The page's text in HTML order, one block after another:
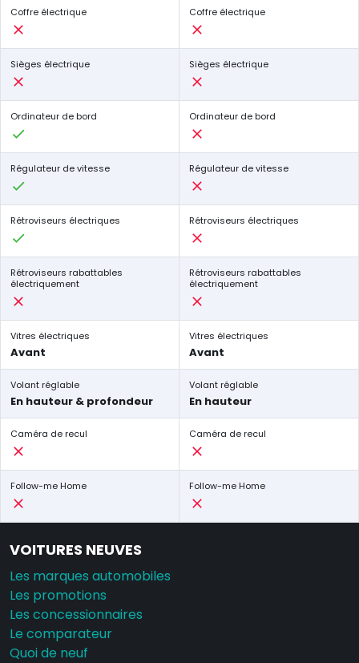
Coffre électrique Coffre électrique
Sièges électrique Sièges électrique
Ordinateur de bord Ordinateur de bord
Régulateur de vitesse Régulateur de vitesse
Rétroviseurs électriques Rétroviseurs électriques
Rétroviseurs rabattables
électriquement
Rétroviseurs rabattables
électriquement
Vitres électriques
Avant
Vitres électriques
Avant
Volant réglable
En hauteur & profondeur
Volant réglable
En hauteur
Caméra de recul Caméra de recul
Follow-me Home Follow-me Home
VOITURES NEUVES
Les marques automobiles
Les promotions
Les concessionnaires
Le comparateur
Quoi de neuf